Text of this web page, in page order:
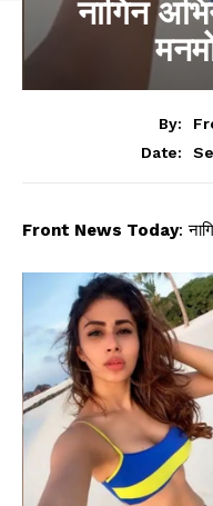
नागिन
By:
Date:
Front News Today: